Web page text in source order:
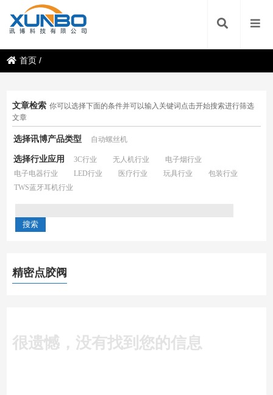
首页 /
文章检索 你可以选择下面的条件并可以输入关键词点击开始搜索进行筛选
文章
选择讯博产品类型 自动螺丝机
选择行业应用 3C行业 无人机行业
电子烟行业
电子电器行业
LED行业 医疗行业 玩具行业
包装行业
TWS蓝牙耳机行业
精密点胶阀
很遗憾，没有找到您的信息